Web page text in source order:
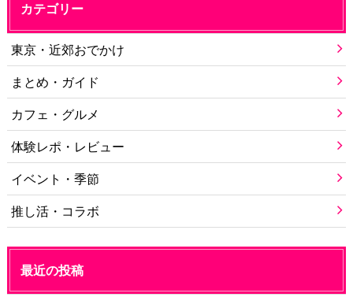
カテゴリー
東京・近郊おでかけ
まとめ・ガイド
カフェ・グルメ
体験レポ・レビュー
イベント・季節
推し活・コラボ
最近の投稿